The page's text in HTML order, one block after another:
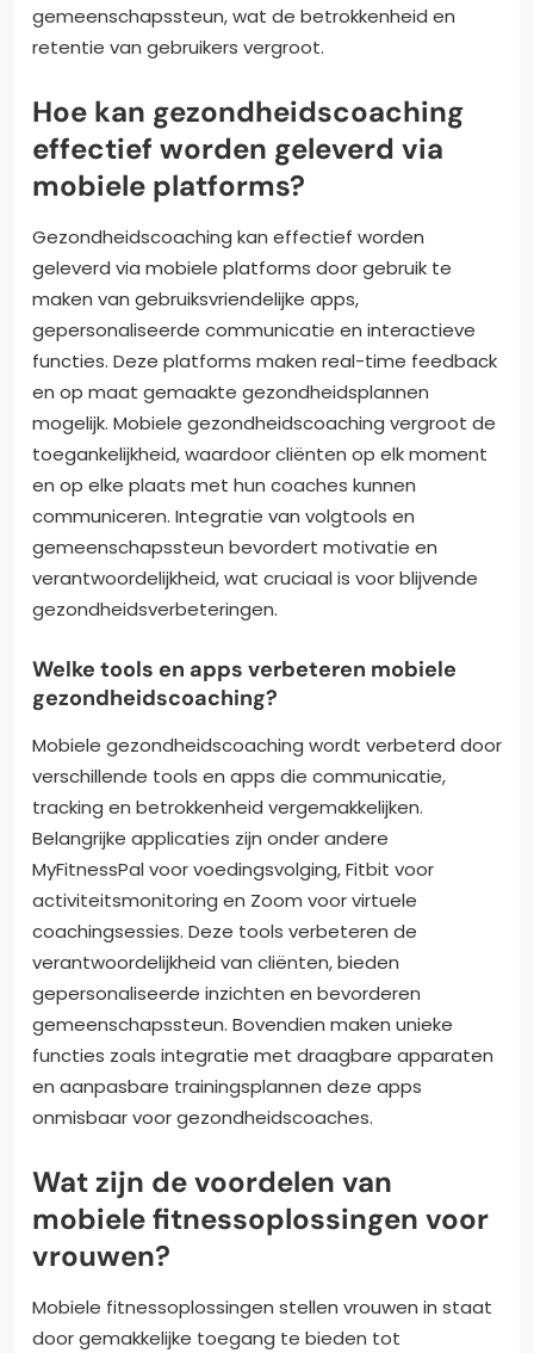
gemeenschapssteun, wat de betrokkenheid en
retentie van gebruikers vergroot.
Hoe kan gezondheidscoaching
effectief worden geleverd via
mobiele platforms?
Gezondheidscoaching kan effectief worden
geleverd via mobiele platforms door gebruik te
maken van gebruiksvriendelijke apps,
gepersonaliseerde communicatie en interactieve
functies. Deze platforms maken real-time feedback
en op maat gemaakte gezondheidsplannen
mogelijk. Mobiele gezondheidscoaching vergroot de
toegankelijkheid, waardoor cliënten op elk moment
en op elke plaats met hun coaches kunnen
communiceren. Integratie van volgtools en
gemeenschapssteun bevordert motivatie en
verantwoordelijkheid, wat cruciaal is voor blijvende
gezondheidsverbeteringen.
Welke tools en apps verbeteren mobiele
gezondheidscoaching?
Mobiele gezondheidscoaching wordt verbeterd door
verschillende tools en apps die communicatie,
tracking en betrokkenheid vergemakkelijken.
Belangrijke applicaties zijn onder andere
MyFitnessPal voor voedingsvolging, Fitbit voor
activiteitsmonitoring en Zoom voor virtuele
coachingsessies. Deze tools verbeteren de
verantwoordelijkheid van cliënten, bieden
gepersonaliseerde inzichten en bevorderen
gemeenschapssteun. Bovendien maken unieke
functies zoals integratie met draagbare apparaten
en aanpasbare trainingsplannen deze apps
onmisbaar voor gezondheidscoaches.
Wat zijn de voordelen van
mobiele fitnessoplossingen voor
vrouwen?
Mobiele fitnessoplossingen stellen vrouwen in staat
door gemakkelijke toegang te bieden tot